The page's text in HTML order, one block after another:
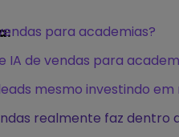
para academias?
IA de vendas para
mesmo investindo
realmente faz dentro